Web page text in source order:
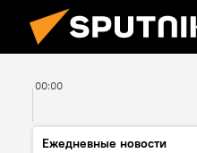
00:00
Ежедневные новости